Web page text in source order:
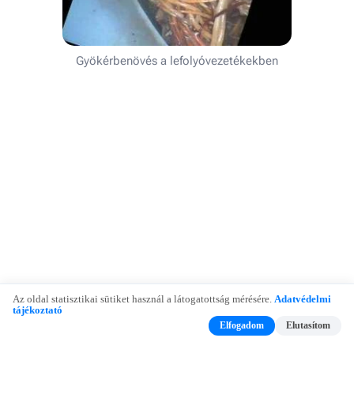
Gyökérbenövés a lefolyóvezetékekben
Az oldal statisztikai sütiket használ a látogatottság mérésére. Adatvédelmi
tájékoztató
Elfogadom Elutasítom